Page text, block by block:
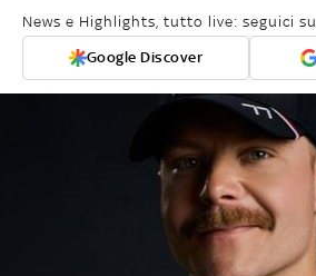
News e Highlights, tutto live: seguici su
Google Discover